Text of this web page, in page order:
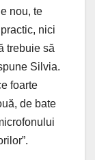
nou, te
nici
trebuie să
Silvia.
foarte
de bate